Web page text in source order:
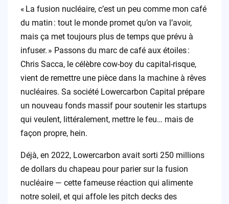
« La fusion nucléaire, c’est un peu comme mon café
du matin : tout le monde promet qu’on va l’avoir,
mais ça met toujours plus de temps que prévu à
infuser. » Passons du marc de café aux étoiles :
Chris Sacca, le célèbre cow-boy du capital-risque,
vient de remettre une pièce dans la machine à rêves
nucléaires. Sa société Lowercarbon Capital prépare
un nouveau fonds massif pour soutenir les startups
qui veulent, littéralement, mettre le feu… mais de
façon propre, hein.
Déjà, en 2022, Lowercarbon avait sorti 250 millions
de dollars du chapeau pour parier sur la fusion
nucléaire — cette fameuse réaction qui alimente
notre soleil, et qui affole les pitch decks des